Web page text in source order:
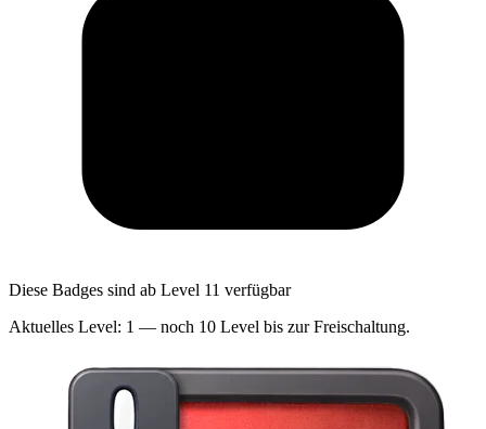
Diese Badges sind ab Level 11 verfügbar
Aktuelles Level: 1 — noch 10 Level bis zur Freischaltung.